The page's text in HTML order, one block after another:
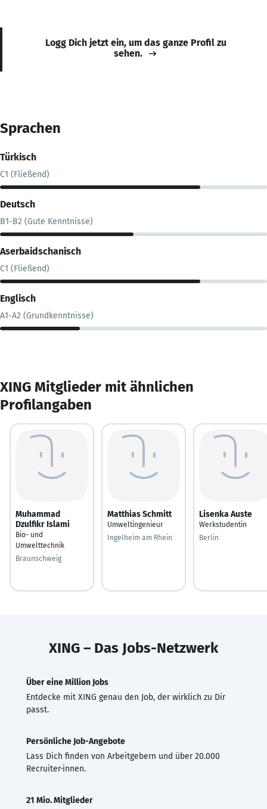
Logg Dich jetzt ein, um das ganze Profil zu
sehen.
Sprachen
Türkisch
C1 (Fließend)
Deutsch
B1-B2 (Gute Kenntnisse)
Aserbaidschanisch
C1 (Fließend)
Englisch
A1-A2 (Grundkenntnisse)
XING Mitglieder mit ähnlichen
Profilangaben
Muhammad
Dzulfikr Islami
Bio- und
Umwelttechnik
Braunschweig
Matthias Schmitt
Umweltingenieur
Ingelheim am Rhein
Lisenka Auste
Werkstudentin
Berlin
XING – Das Jobs-Netzwerk
Über eine Million Jobs
Entdecke mit XING genau den Job, der wirklich zu Dir
passt.
Persönliche Job-Angebote
Lass Dich finden von Arbeitgebern und über 20.000
Recruiter·innen.
21 Mio. Mitglieder